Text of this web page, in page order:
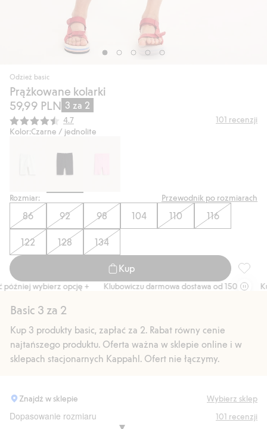
Odzież basic
Prążkowane kolarki
59,99 PLN 3 za 2
Średnia ocena:
4.7 101 recenzji
Kolor:Czarne / jednolite
Rozmiar: Przewodnik po rozmiarach
86 92 98 104 110 116
122 128 134
Kup
wybierz opcję + Klubowiczu darmowa dostawa od 150 zł
Basic 3 za 2
Kup 3 produkty basic, zapłać za 2. Rabat równy cenie
najtańszego produktu. Oferta ważna w sklepie online i w
sklepach stacjonarnych Kappahl. Ofert nie łączymy.
Znajdź w sklepie Wybierz sklep
Dopasowanie rozmiaru 101 recenzji